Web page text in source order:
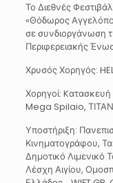
Το Διεθνές
«Θόδωρος
σε συνδιοργάνωση
Περιφερειακής
Χρυσός Χορηγός:
Χορηγοί:
Mega Spilaio,
Υποστήριξη:
Κινηματογράφου,
Δημοτικό Λιμενικό
Λέσχη Αιγίου,